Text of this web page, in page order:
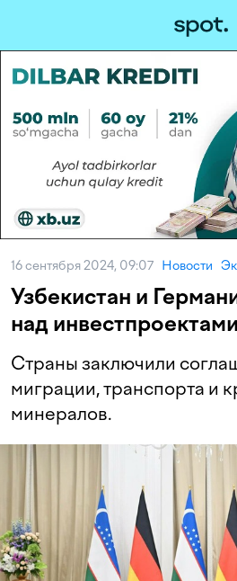
16 сентября 2024, 09:07 Новости
Узбекистан и
над
Страны заключили
миграции, транспорта и
минералов.